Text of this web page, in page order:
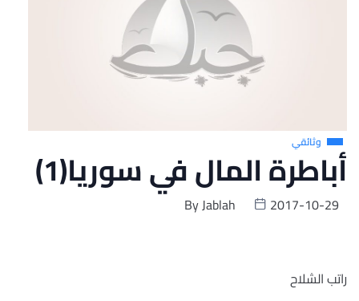
وثائقي
أباطرة المال في سوريا(1)
ByJablah 2017-10-29
راتب الشلاح